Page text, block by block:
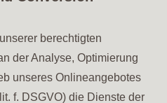
berechtigten
der Analyse, Optimierung
unseres Onlineangebotes
f. DSGVO) die Dienste der